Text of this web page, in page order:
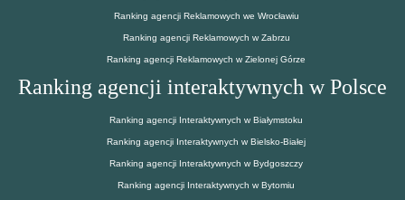
Ranking agencji Reklamowych we Wrocławiu
Ranking agencji Reklamowych w Zabrzu
Ranking agencji Reklamowych w Zielonej Górze
Ranking agencji interaktywnych w Polsce
Ranking agencji Interaktywnych w Białymstoku
Ranking agencji Interaktywnych w Bielsko-Białej
Ranking agencji Interaktywnych w Bydgoszczy
Ranking agencji Interaktywnych w Bytomiu